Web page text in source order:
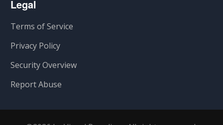
Legal
Terms of Service
Privacy Policy
Security Overview
Report Abuse